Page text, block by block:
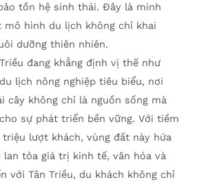
tồn hệ sinh thái. Đây là minh
mô hình du lịch không chỉ khai
dưỡng thiên nhiên.
đang khẳng định vị thế như
lịch nông nghiệp tiêu biểu, nơi
cây không chỉ là nguồn sống mà
sự phát triển bền vững. Với tiềm
triệu lượt khách, vùng đất này hứa
lan tỏa giá trị kinh tế, văn hóa và
với Tân Triều, du khách không chỉ